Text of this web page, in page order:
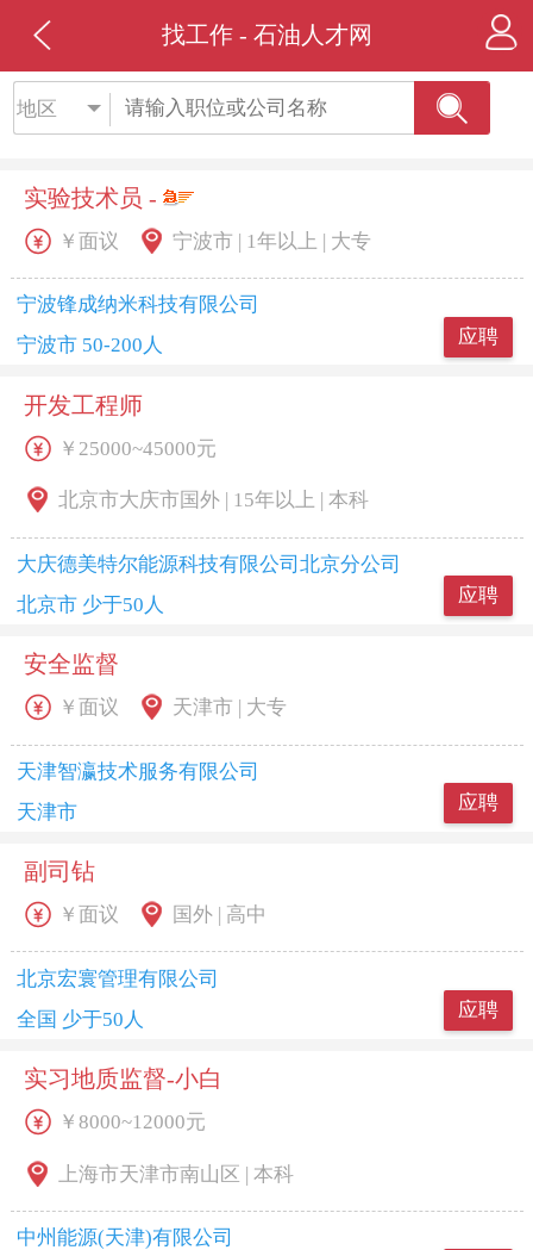
找工作 - 石油人才网
地区
实验技术员 -
应聘
￥面议 宁波市 | 1年以上 | 大专
宁波锋成纳米科技有限公司
宁波市 50-200人
开发工程师
应聘
￥25000~45000元
北京市大庆市国外 | 15年以上 | 本科
大庆德美特尔能源科技有限公司北京分公司
北京市 少于50人
安全监督
应聘
￥面议 天津市 | 大专
天津智瀛技术服务有限公司
天津市
副司钻
应聘
￥面议 国外 | 高中
北京宏寰管理有限公司
全国 少于50人
实习地质监督-小白
￥8000~12000元
上海市天津市南山区 | 本科
中州能源(天津)有限公司